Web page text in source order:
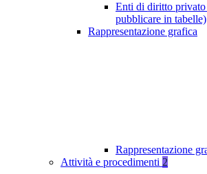
Enti di diritto
pubblicare in tabelle)
Rappresentazione grafica
Rappresentazione
Attività e procedimenti 2